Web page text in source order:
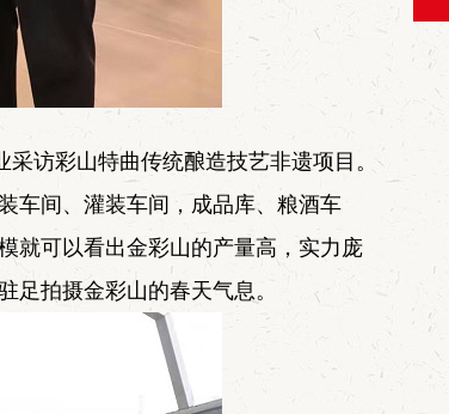
访彩山特曲传统酿造技艺非遗项目。
车间、灌装车间，成品库、粮酒车
就可以看出金彩山的产量高，实力庞
足拍摄金彩山的春天气息。